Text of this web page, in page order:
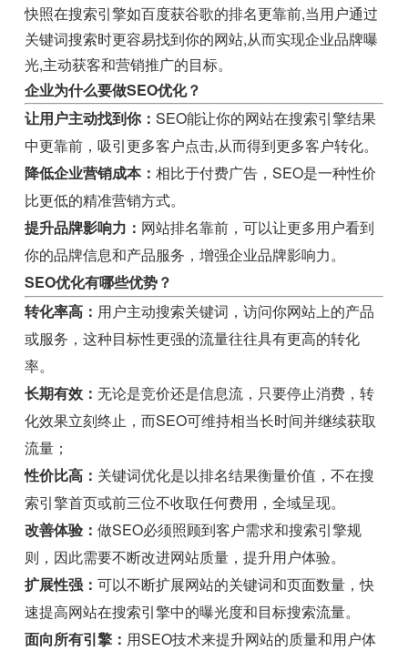
快照在搜索引擎如百度获谷歌的排名更靠前,当用户通过
关键词搜索时更容易找到你的网站,从而实现企业品牌曝
光,主动获客和营销推广的目标。
企业为什么要做SEO优化？
让用户主动找到你：SEO能让你的网站在搜索引擎结果
中更靠前，吸引更多客户点击,从而得到更多客户转化。
降低企业营销成本：相比于付费广告，SEO是一种性价
比更低的精准营销方式。
提升品牌影响力： 网站排名靠前，可以让更多用户看到
你的品牌信息和产品服务，增强企业品牌影响力。
SEO优化有哪些优势？
转化率高： 用户主动搜索关键词，访问你网站上的产品
或服务，这种目标性更强的流量往往具有更高的转化
率。
长期有效：无论是竞价还是信息流，只要停止消费，转
化效果立刻终止，而SEO可维持相当长时间并继续获取
流量；
性价比高： 关键词优化是以排名结果衡量价值，不在搜
索引擎首页或前三位不收取任何费用，全域呈现。
改善体验：做SEO必须照顾到客户需求和搜索引擎规
则，因此需要不断改进网站质量，提升用户体验。
扩展性强：可以不断扩展网站的关键词和页面数量，快
速提高网站在搜索引擎中的曝光度和目标搜索流量。
面向所有引擎： 用SEO技术来提升网站的质量和用户体